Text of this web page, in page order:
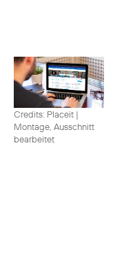
Credits: Placeit |
Montage, Ausschnitt
bearbeitet